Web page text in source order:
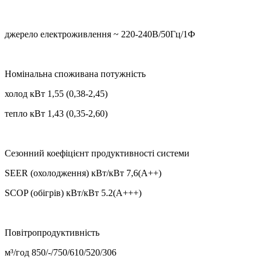
джерело електроживлення ~ 220-240В/50Гц/1Ф
Номінальна споживана потужність
холод кВт 1,55 (0,38-2,45)
тепло кВт 1,43 (0,35-2,60)
Сезонний коефіцієнт продуктивності системи
SEER (охолодження) кВт/кВт 7,6(А++)
SCOP (обігрів) кВт/кВт 5.2(А+++)
Повітропродуктивність
м³/год 850/-/750/610/520/306